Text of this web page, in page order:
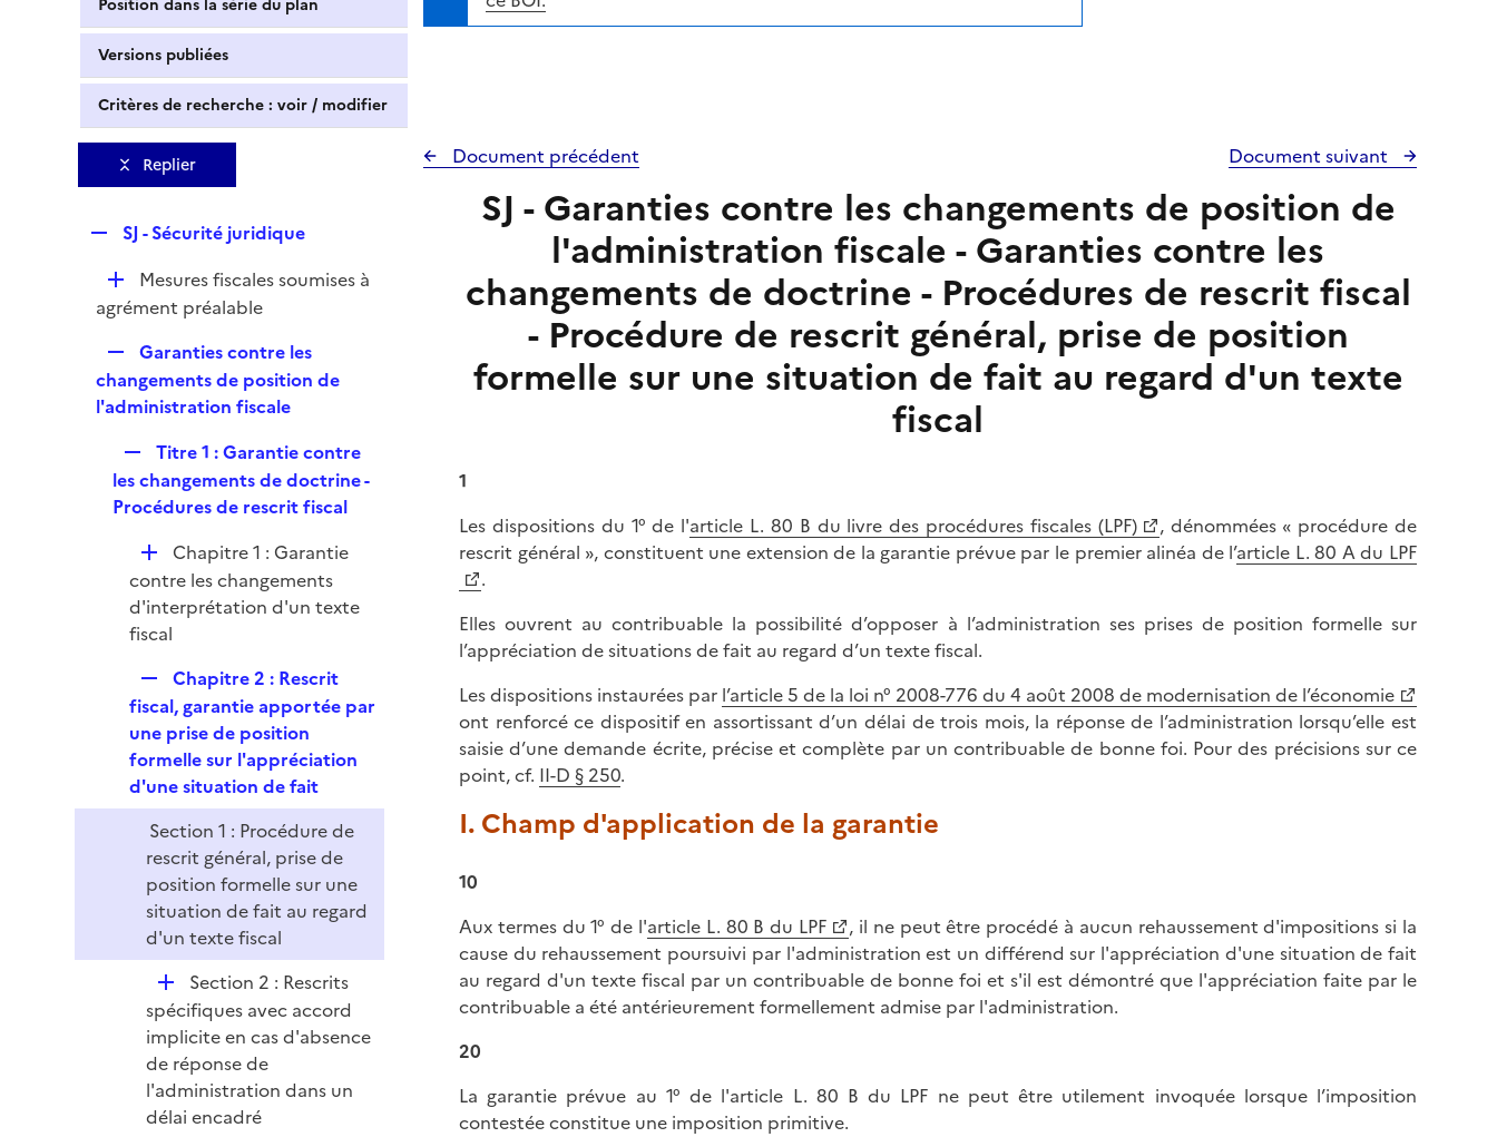
Position dans la série du plan
Versions publiées
Critères de recherche : voir / modifier
Replier
p
l
r
SJ - Sécurité juridique
D
é
i
e
Mesures fiscales soumises à
agrément préalable
e
p
i
e
r
Garanties contre les
changements de position de
l'administration fiscale
e
p
i
e
r
Titre 1 : Garantie contre
les changements de doctrine -
Procédures de rescrit fiscal
D
é
p
l
r
Chapitre 1 : Garantie
contre les changements
d'interprétation d'un texte
fiscal
e
p
l
i
e
r
Chapitre 2 : Rescrit
fiscal, garantie apportée par
une prise de position
formelle sur l'appréciation
d'une situation de fait
Section 1 : Procédure de
rescrit général, prise de
position formelle sur une
situation de fait au regard
d'un texte fiscal
D
é
p
l
i
e
Section 2 : Rescrits
spécifiques avec accord
implicite en cas d'absence
de réponse de
l'administration dans un
délai encadré
Document précédent Document suivant
SJ - Garanties contre les changements de position de
l'administration fiscale - Garanties contre les
changements de doctrine - Procédures de rescrit fiscal
- Procédure de rescrit général, prise de position
formelle sur une situation de fait au regard d'un texte
fiscal
1
Les dispositions du 1° de l'article L. 80 B du livre des procédures fiscales (LPF)
, dénommées « procédure de
rescrit général », constituent une extension de la garantie prévue par le premier alinéa de l’article L. 80 A du LPF
.
Elles ouvrent au contribuable la possibilité d’opposer à l’administration ses prises de position formelle sur
l’appréciation de situations de fait au regard d’un texte fiscal.
Les dispositions instaurées par l’article 5 de la loi n° 2008-776 du 4 août 2008 de modernisation de l’économie
ont renforcé ce dispositif en assortissant d’un délai de trois mois, la réponse de l’administration lorsqu’elle est
saisie d’une demande écrite, précise et complète par un contribuable de bonne foi. Pour des précisions sur ce
point, cf. II-D § 250.
I. Champ d'application de la garantie
10
Aux termes du 1° de l'article L. 80 B du LPF
, il ne peut être procédé à aucun rehaussement d'impositions si la
cause du rehaussement poursuivi par l'administration est un différend sur l'appréciation d'une situation de fait
au regard d'un texte fiscal par un contribuable de bonne foi et s'il est démontré que l'appréciation faite par le
contribuable a été antérieurement formellement admise par l'administration.
20
La garantie prévue au 1° de l'article L. 80 B du LPF ne peut être utilement invoquée lorsque l’imposition
contestée constitue une imposition primitive.